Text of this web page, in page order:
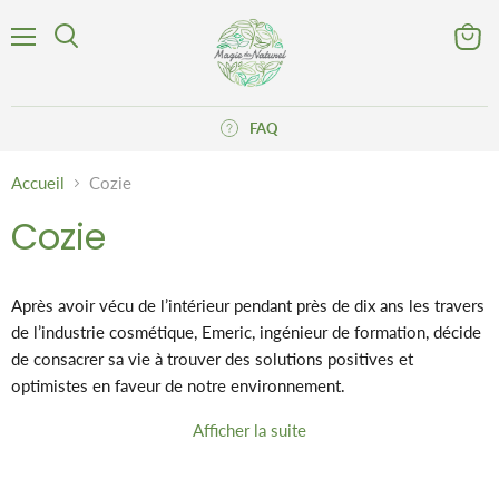
FAQ
Accueil Cozie
Cozie
Après avoir vécu de l’intérieur pendant près de dix ans les travers
de l’industrie cosmétique, Emeric, ingénieur de formation, décide
de consacrer sa vie à trouver des solutions positives et
optimistes en faveur de notre environnement.
Plus les mois passent plus sa mission est claire : créer des
Afficher la suite